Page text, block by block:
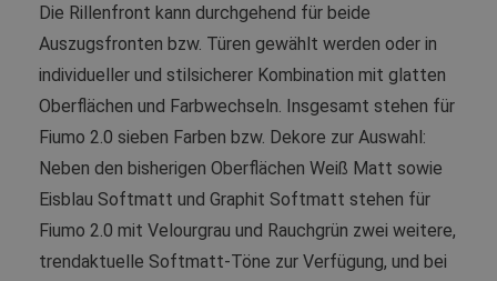
Die Rillenfront kann durchgehend für beide
Auszugsfronten bzw. Türen gewählt werden oder in
individueller und stilsicherer Kombination mit glatten
Oberflächen und Farbwechseln. Insgesamt stehen für
Fiumo 2.0 sieben Farben bzw. Dekore zur Auswahl:
Neben den bisherigen Oberflächen Weiß Matt sowie
Eisblau Softmatt und Graphit Softmatt stehen für
Fiumo 2.0 mit Velourgrau und Rauchgrün zwei weitere,
trendaktuelle Softmatt-Töne zur Verfügung, und bei